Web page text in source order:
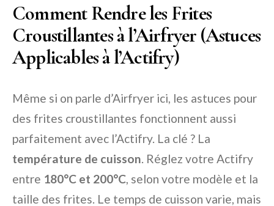
Comment Rendre les Frites
Croustillantes à l’Airfryer (Astuces
Applicables à l’Actifry)
Même si on parle d’Airfryer ici, les astuces pour
des frites croustillantes fonctionnent aussi
parfaitement avec l’Actifry. La clé ? La
température de cuisson . Réglez votre Actifry
entre 180°C et 200°C , selon votre modèle et la
taille des frites. Le temps de cuisson varie, mais